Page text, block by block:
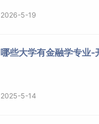
2026-5-19
哪些大学有金融学专业-
2025-5-14